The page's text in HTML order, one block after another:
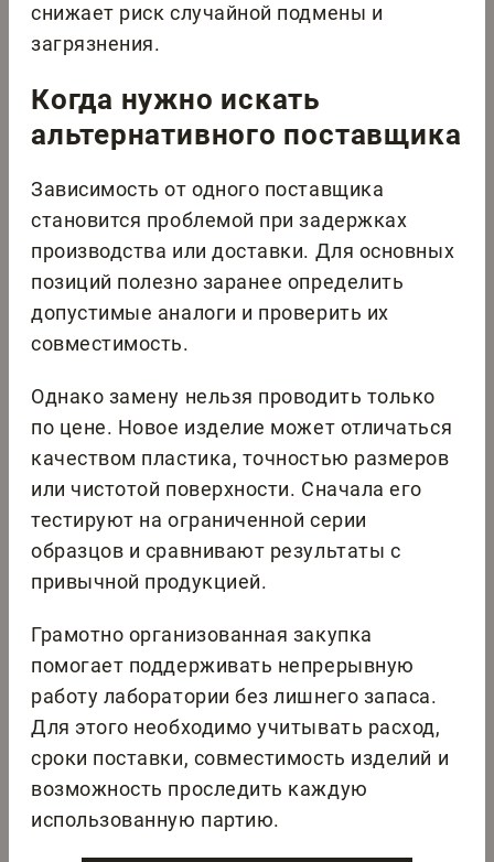
снижает риск случайной подмены и
загрязнения.
Когда нужно искать
альтернативного поставщика
Зависимость от одного поставщика
становится проблемой при задержках
производства или доставки. Для основных
позиций полезно заранее определить
допустимые аналоги и проверить их
совместимость.
Однако замену нельзя проводить только
по цене. Новое изделие может отличаться
качеством пластика, точностью размеров
или чистотой поверхности. Сначала его
тестируют на ограниченной серии
образцов и сравнивают результаты с
привычной продукцией.
Грамотно организованная закупка
помогает поддерживать непрерывную
работу лаборатории без лишнего запаса.
Для этого необходимо учитывать расход,
сроки поставки, совместимость изделий и
возможность проследить каждую
использованную партию.